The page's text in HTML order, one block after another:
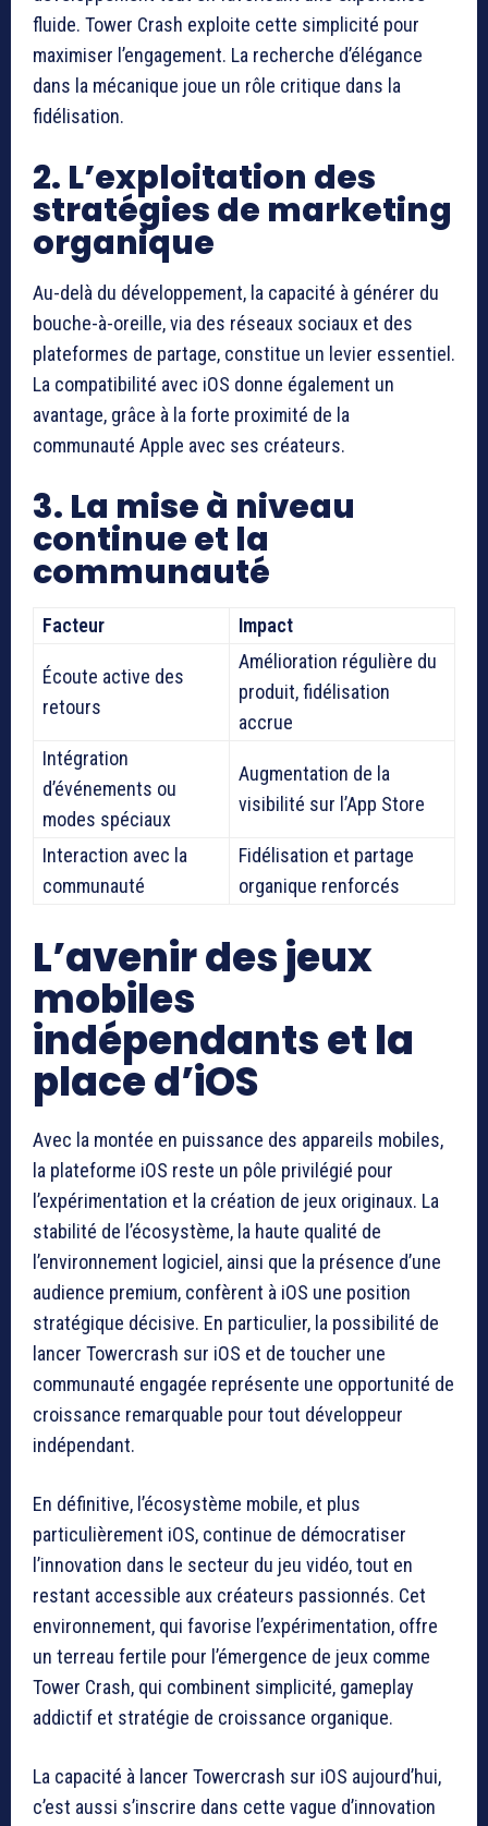
fluide. Tower Crash exploite cette simplicité pour
maximiser l’engagement. La recherche d’élégance
dans la mécanique joue un rôle critique dans la
fidélisation.
2. L’exploitation des
stratégies de marketing
organique
Au-delà du développement, la capacité à générer du
bouche-à-oreille, via des réseaux sociaux et des
plateformes de partage, constitue un levier essentiel.
La compatibilité avec iOS donne également un
avantage, grâce à la forte proximité de la
communauté Apple avec ses créateurs.
3. La mise à niveau
continue et la
communauté
Facteur Impact
Écoute active des
retours
Amélioration régulière du
produit, fidélisation
accrue
Intégration
d’événements ou
modes spéciaux
Augmentation de la
visibilité sur l’App Store
Interaction avec la
communauté
Fidélisation et partage
organique renforcés
L’avenir des jeux
mobiles
indépendants et la
place d’iOS
Avec la montée en puissance des appareils mobiles,
la plateforme iOS reste un pôle privilégié pour
l’expérimentation et la création de jeux originaux. La
stabilité de l’écosystème, la haute qualité de
l’environnement logiciel, ainsi que la présence d’une
audience premium, confèrent à iOS une position
stratégique décisive. En particulier, la possibilité de
lancer Towercrash sur iOS et de toucher une
communauté engagée représente une opportunité de
croissance remarquable pour tout développeur
indépendant.
En définitive, l’écosystème mobile, et plus
particulièrement iOS, continue de démocratiser
l’innovation dans le secteur du jeu vidéo, tout en
restant accessible aux créateurs passionnés. Cet
environnement, qui favorise l’expérimentation, offre
un terreau fertile pour l’émergence de jeux comme
Tower Crash, qui combinent simplicité, gameplay
addictif et stratégie de croissance organique.
La capacité à lancer Towercrash sur iOS aujourd’hui,
c’est aussi s’inscrire dans cette vague d’innovation